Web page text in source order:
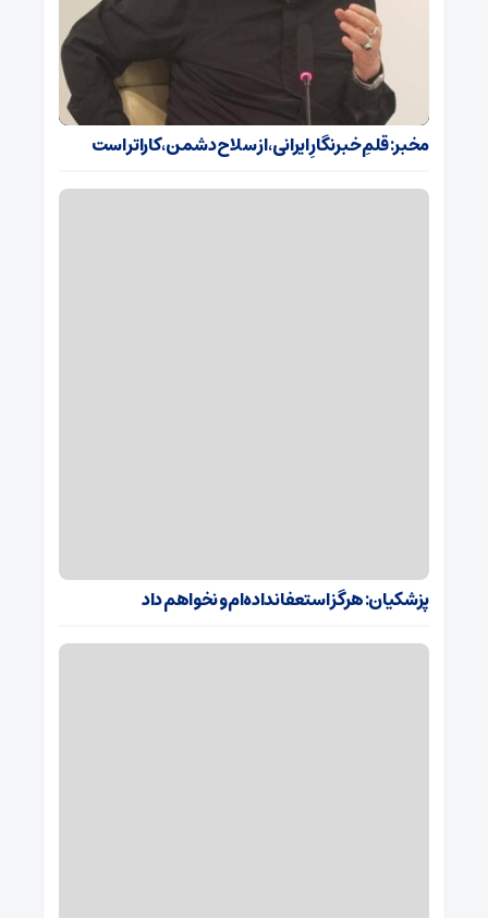
مخبر: قلمِ خبرنگارِ ایرانی، از سلاح دشمن، کاراتر است
پزشکیان: هرگز استعفا نداده‌ام و نخواهم داد